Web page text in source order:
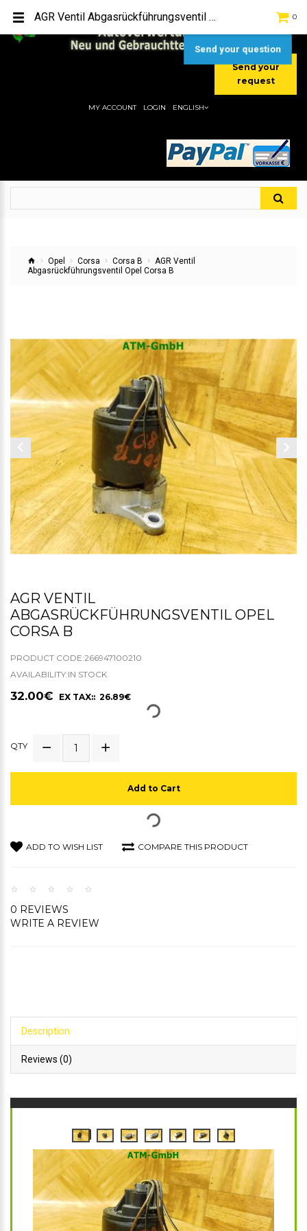
[+49] (0) 2232-5205
[+49] (0) 177 / 4080033
Send your
request
0
MY ACCOUNT LOGIN ENGLISH
Opel Corsa Corsa B
AGR Ventil
Abgasrückführungsventil Opel Corsa B
AGR VENTIL
ABGASRÜCKFÜHRUNGSVENTIL OPEL
CORSA B
PRODUCT CODE:266947100210
AVAILABILITY:IN STOCK
32.00€ EX TAX:: 26.89€
QTY
Add to Cart
ADD TO WISH LIST COMPARE THIS PRODUCT
0 REVIEWS
WRITE A REVIEW
Description
Reviews (0)
AGR Ventil Abgasrückführungsventil Opel Corsa B
Send your question